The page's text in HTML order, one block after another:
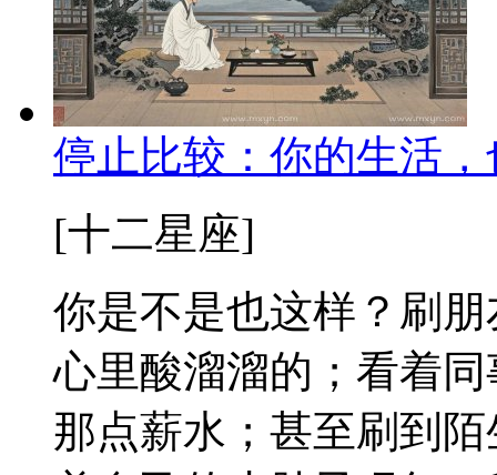
停止比较：你的生活
[十二星座]
你是不是也这样？刷
心里酸溜溜的；看着
那点薪水；甚至刷到